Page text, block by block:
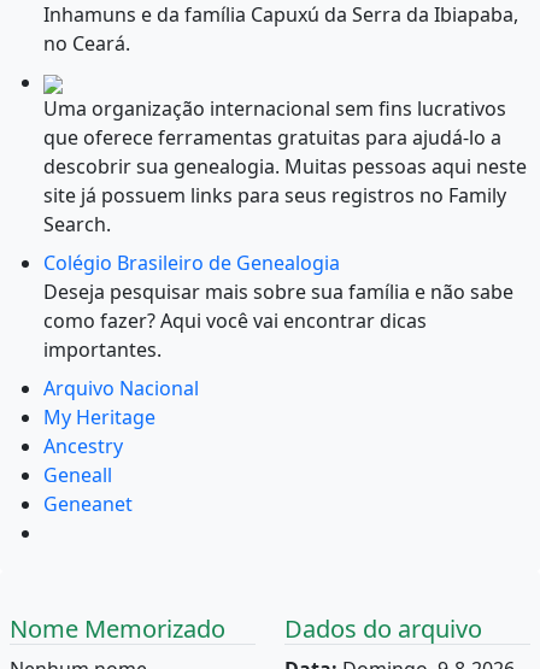
Inhamuns e da família Capuxú da Serra da Ibiapaba,
no Ceará.
Uma organização internacional sem fins lucrativos
que oferece ferramentas gratuitas para ajudá-lo a
descobrir sua genealogia. Muitas pessoas aqui neste
site já possuem links para seus registros no Family
Search.
Colégio Brasileiro de Genealogia
Deseja pesquisar mais sobre sua família e não sabe
como fazer? Aqui você vai encontrar dicas
importantes.
Arquivo Nacional
My Heritage
Ancestry
Geneall
Geneanet
Nome Memorizado Dados do arquivo